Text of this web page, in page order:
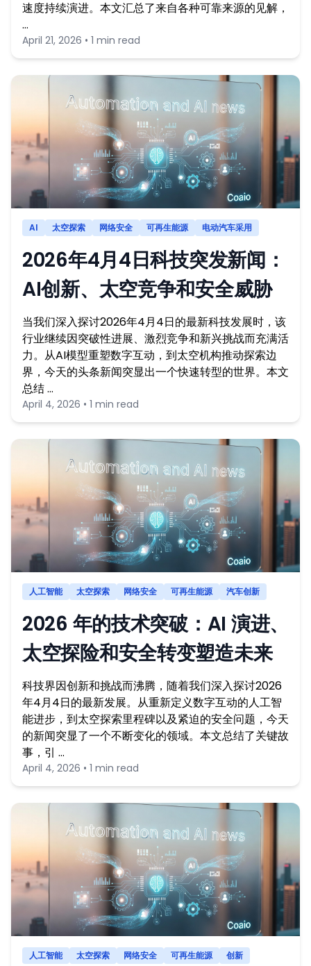
速度持续演进。本文汇总了来自各种可靠来源的见解，
…
April 21, 2026 • 1 min read
AI 太空探索 网络安全 可再生能源 电动汽车采用
2026年4月4日科技突发新闻：
AI创新、太空竞争和安全威胁
当我们深入探讨2026年4月4日的最新科技发展时，该
行业继续因突破性进展、激烈竞争和新兴挑战而充满活
力。从AI模型重塑数字互动，到太空机构推动探索边
界，今天的头条新闻突显出一个快速转型的世界。本文
总结 …
April 4, 2026 • 1 min read
人工智能 太空探索 网络安全 可再生能源 汽车创新
2026 年的技术突破：AI 演进、
太空探险和安全转变塑造未来
科技界因创新和挑战而沸腾，随着我们深入探讨2026
年4月4日的最新发展。从重新定义数字互动的人工智
能进步，到太空探索里程碑以及紧迫的安全问题，今天
的新闻突显了一个不断变化的领域。本文总结了关键故
事，引 …
April 4, 2026 • 1 min read
人工智能 太空探索 网络安全 可再生能源 创新